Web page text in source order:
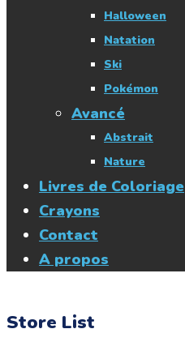
Halloween
Natation
Ski
Pokémon
Avancé
Abstrait
Nature
Livres de Coloriage
Crayons
Contact
A propos
Store List